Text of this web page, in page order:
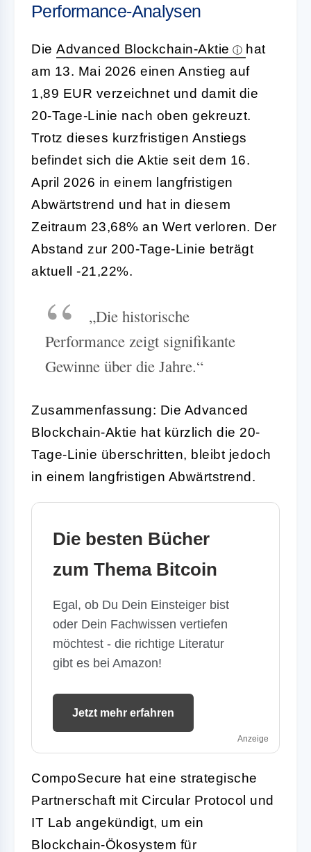
Performance-Analysen
Die Advanced Blockchain-Aktie
hat
am 13. Mai 2026 einen Anstieg auf
1,89 EUR verzeichnet und damit die
20-Tage-Linie nach oben gekreuzt.
Trotz dieses kurzfristigen Anstiegs
befindet sich die Aktie seit dem 16.
April 2026 in einem langfristigen
Abwärtstrend und hat in diesem
Zeitraum 23,68% an Wert verloren. Der
Abstand zur 200-Tage-Linie beträgt
aktuell -21,22%.
„Die historische
Performance zeigt signifikante
Gewinne über die Jahre.“
Zusammenfassung: Die Advanced
Blockchain-Aktie hat kürzlich die 20-
Tage-Linie überschritten, bleibt jedoch
in einem langfristigen Abwärtstrend.
Die besten Bücher
zum Thema Bitcoin
Egal, ob Du Dein Einsteiger bist
oder Dein Fachwissen vertiefen
möchtest - die richtige Literatur
gibt es bei Amazon!
Jetzt mehr erfahren
Anzeige
CompoSecure hat eine strategische
Partnerschaft mit Circular Protocol und
IT Lab angekündigt, um ein
Blockchain-Ökosystem für